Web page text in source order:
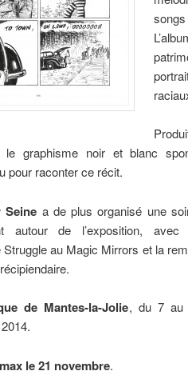
graphisme noir et blanc
pour raconter ce récit.
Seine a de plus organisé une
autour de l’exposition, avec
Struggle au Magic Mirrors et la
de Mantes-la-Jolie, du 7 au
le 21 novembre.